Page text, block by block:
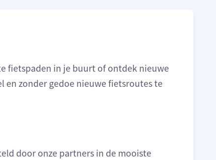
fietspaden in je buurt of ontdek nieuwe
en zonder gedoe nieuwe fietsroutes te
door onze partners in de mooiste